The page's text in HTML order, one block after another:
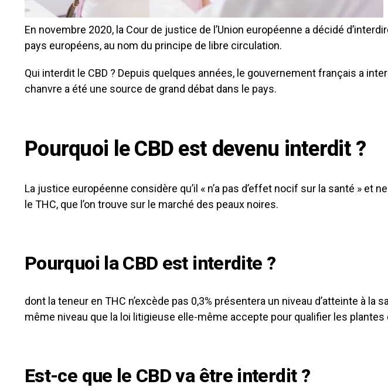
En novembre 2020, la Cour de justice de l’Union européenne a décidé
pays européens, au nom du principe de libre circulation.
Qui interdit le CBD ? Depuis quelques années, le gouvernement français a
chanvre a été une source de grand débat dans le pays.
Pourquoi le CBD est devenu interdit ?
La justice européenne considère qu’il « n’a pas d’effet nocif sur la santé »
le THC, que l’on trouve sur le marché des peaux noires.
Pourquoi la CBD est interdite ?
dont la teneur en THC n’excède pas 0,3% présentera un niveau d’atteinte à
même niveau que la loi litigieuse elle-même accepte pour qualifier les plantes
Est-ce que le CBD va être interdit ?